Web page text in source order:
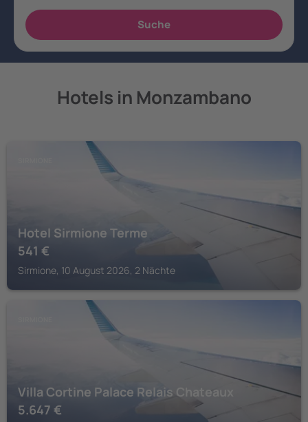
Hotels in Monzambano
Hotel Sirmione Terme
541 €
Sirmione, 10 August 2026, 2 Nächte
Villa Cortine Palace Relais Chateaux
5.647 €